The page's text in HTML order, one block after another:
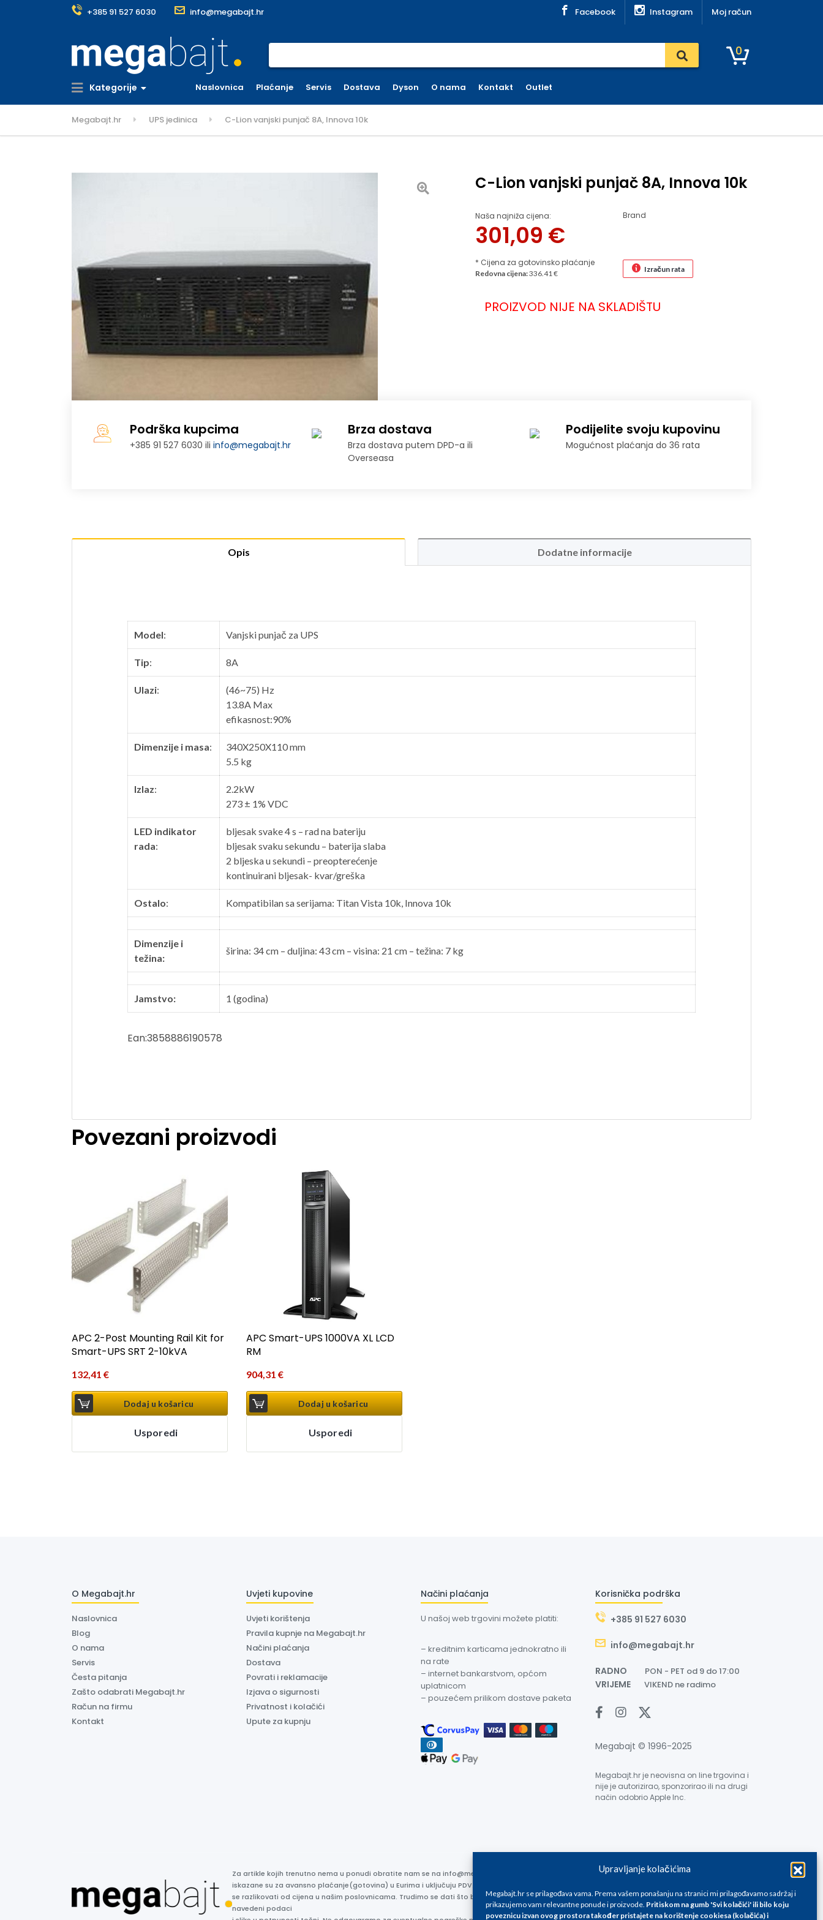
Upravljanje kolačićima
Megabajt.hr se prilagođava vama. Prema vašem ponašanju na stranici mi prilagođavamo sadržaj i
prikazujemo vam relevantne ponude i proizvode. Pritiskom na gumb 'Svi kolačići' ili bilo koju
poveznicu izvan ovog prostora također pristajete na korištenje cookiesa (kolačića) i
+385 91 527 6030 info@megabajt.hr Facebook Instagram Moj račun
0
Kategorije Naslovnica Plaćanje Servis Dostava Dyson O nama Kontakt Outlet
Megabajt.hr UPS jedinica C-Lion vanjski punjač 8A, Innova 10k
C-Lion vanjski punjač 8A, Innova 10k
Naša najniža cijena:
301,09 €
* Cijena za gotovinsko plaćanje
Brand
Redovna cijena:336.41 € Izračun rata
PROIZVOD NIJE NA SKLADIŠTU
Podrška kupcima
+385 91 527 6030 iliinfo@megabajt.hr
Brza dostava
Brza dostava putem DPD-a ili
Overseasa
Podijelite svoju kupovinu
Mogućnost plaćanja do 36 rata
Opis Dodatne informacije
Model: Vanjski punjač za UPS
Tip: 8A
Ulazi:
(46~75) Hz
13.8A Max
efikasnost:90%
Dimenzije i masa:
340X250X110 mm
5.5 kg
Izlaz:
2.2kW
273 ± 1% VDC
LED indikator
rada:
bljesak svake 4 s – rad na bateriju
bljesak svaku sekundu – baterija slaba
2 bljeska u sekundi – preopterećenje
kontinuirani bljesak- kvar/greška
Ostalo: Kompatibilan sa serijama: Titan Vista 10k, Innova 10k
Dimenzije i
težina:
širina: 34 cm – duljina: 43 cm – visina: 21 cm – težina: 7 kg
Jamstvo: 1 (godina)
Ean:3858886190578
Povezani proizvodi
APC 2-Post Mounting Rail Kit for
Smart-UPS SRT 2-10kVA
132,41 €
Dodaj u košaricu
Usporedi
APC Smart-UPS 1000VA XL LCD
RM
904,31 €
Dodaj u košaricu
Usporedi
O Megabajt.hr
Naslovnica
Blog
O nama
Servis
Česta pitanja
Zašto odabrati Megabajt.hr
Račun na firmu
Kontakt
Uvjeti kupovine
Uvjeti korištenja
Pravila kupnje na Megabajt.hr
Načini plaćanja
Dostava
Povrati i reklamacije
Izjava o sigurnosti
Privatnost i kolačići
Upute za kupnju
Načini plaćanja
U našoj web trgovini možete platiti:
– kreditnim karticama jednokratno ili
na rate
– internet bankarstvom, općom
uplatnicom
– pouzećem prilikom dostave paketa
Korisnička podrška
+385 91 527 6030
info@megabajt.hr
RADNO PON - PET od 9 do 17:00
VRIJEME VIKEND ne radimo
Megabajt © 1996-2025
Megabajt.hr je neovisna on line trgovina i
nije je autorizirao, sponzorirao ili na drugi
način odobrio Apple Inc.
Za artikle kojih trenutno nema u ponudi obratite nam se na info@megabajt.hr. Sve cijene su informativnog karaktera i podložne su promjenama, a
iskazane su za avansno plaćanje(gotovina) u Eurima i uključuju PDV. Sve cijene su iskazane isključivo za kupovinu putem webshop-a i mogu
se razlikovati od cijena u našim poslovnicama. Trudimo se dati što bolji i točniji opis i sliku. Unatoč tome, ne možemo garantirati da su svi
navedeni podaci